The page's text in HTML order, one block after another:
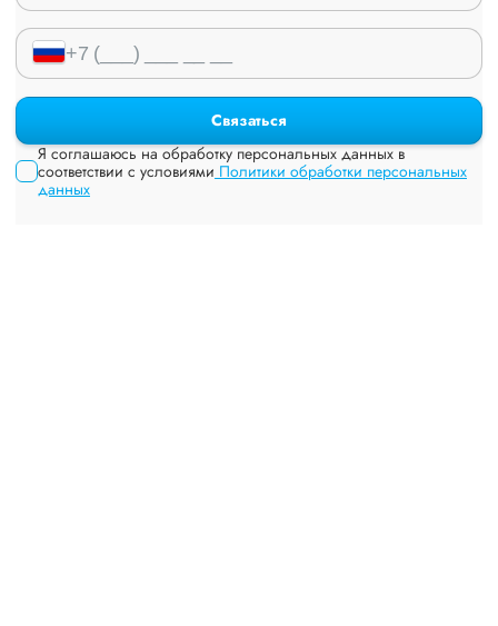
Я соглашаюсь на обработку персональных данных в
соответствии с условиями Политики обработки персональных
данных
Связаться